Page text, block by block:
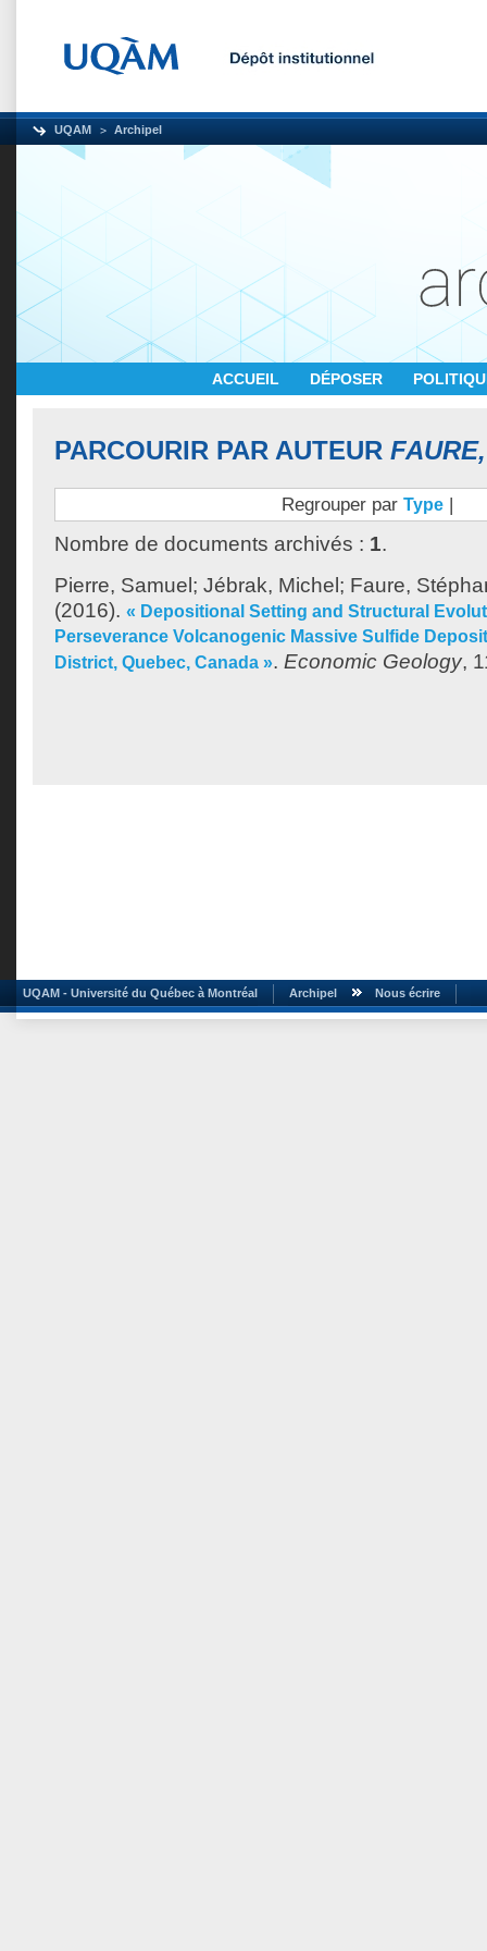
UQAM Archipel
ACCUEIL DÉPOSER
PARCOURIR PAR AUTEUR
Regrouper par Type |
Nombre de documents archivés : 1.
Pierre, Samuel ; Jébrak, Michel ; Faure,
(2016). « Depositional Setting and Structural
Perseverance Volcanogenic Massive Sulfide
District, Quebec, Canada ». Economic Geology,
UQAM - Université du Québec à Montréal Archipel Nous écrire